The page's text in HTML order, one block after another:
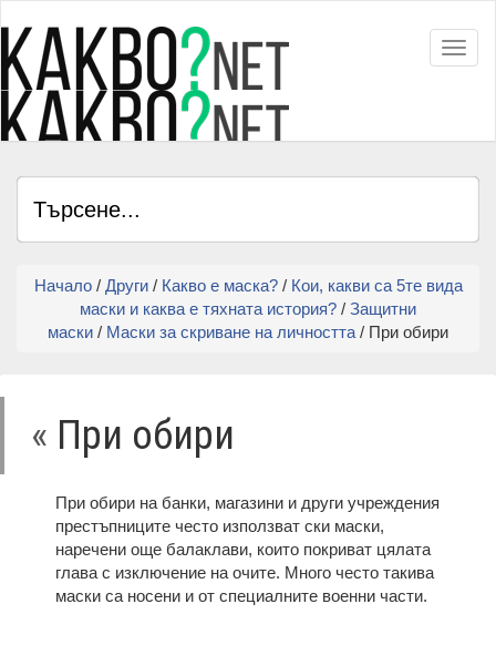
Начало/ Други/ Какво е маска?/ Кои, какви са 5те вида
маски и каква е тяхната история? / Защитни
маски / Маски за скриване на личността / При обири
« При обири
При обири на банки, магазини и други учреждения
престъпниците често използват ски маски,
наречени още балаклави, които покриват цялата
глава с изключение на очите. Много често такива
маски са носени и от специалните военни части.